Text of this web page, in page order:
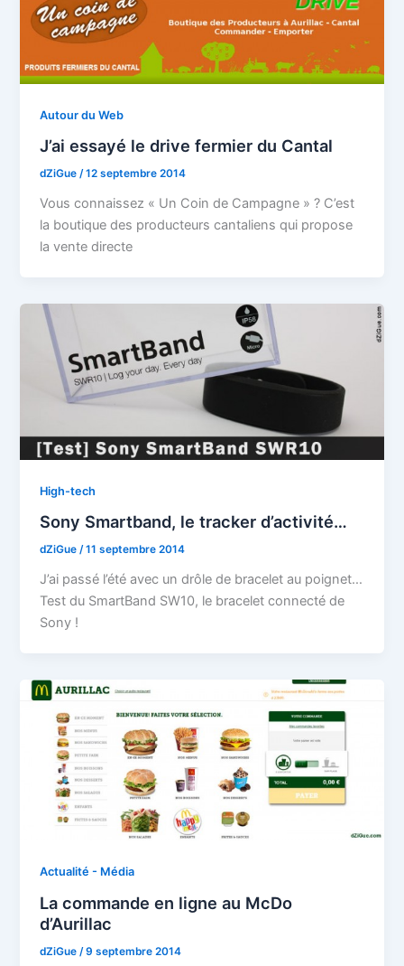
Autour du Web
J’ai essayé le drive fermier du Cantal
dZiGue/12 septembre 2014
Vous connaissez « Un Coin de Campagne » ? C’est
la boutique des producteurs cantaliens qui propose
la vente directe
High-tech
Sony Smartband, le tracker d’activité…
dZiGue/11 septembre 2014
J’ai passé l’été avec un drôle de bracelet au poignet…
Test du SmartBand SW10, le bracelet connecté de
Sony !
Actualité - Média
La commande en ligne au McDo
d’Aurillac
dZiGue /9 septembre 2014